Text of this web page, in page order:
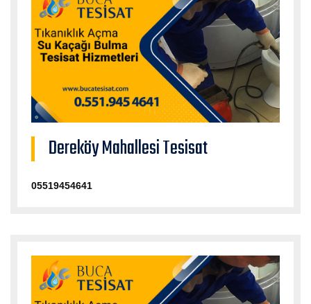
Dereköy Mahallesi Tesisat
05519454641